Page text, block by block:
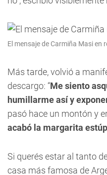
El mensaje de Carmiña Masi en
Más tarde, volvió a
descargo: “Me siento
humillarme así y
pasó hace un montón y
acabó la margarita
Si querés estar al tanto
casa más famosa de